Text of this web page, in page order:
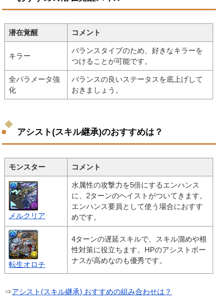
潜在覚醒 コメント
キラー
バランスタイプのため、好きなキラーを
つけることが可能です。
全パラメータ強
化
バランスの良いステータスを底上げして
おきましょう。
アシスト(スキル継承)のおすすめは？
モンスター コメント
メルクリア
水属性の攻撃力を5倍にするエンハンス
に、2ターンのヘイストがついてきます。
エンハンス要員として使う場合におすす
めです。
転生オロチ
4ターンの遅延スキルで、スキル溜めや根
性対策に役立ちます。HPのアシストボー
ナスが高めなのも優秀です。
⇒アシスト(スキル継承) おすすめの組み合わせは？